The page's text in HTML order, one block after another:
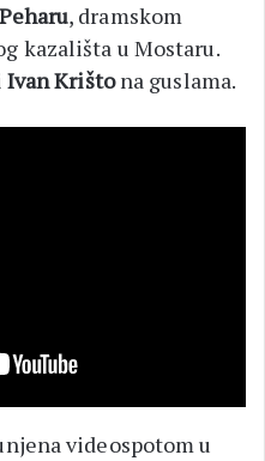
, dramskom
kazališta u Mostaru.
Ivan Krištona guslama.
videospotom u